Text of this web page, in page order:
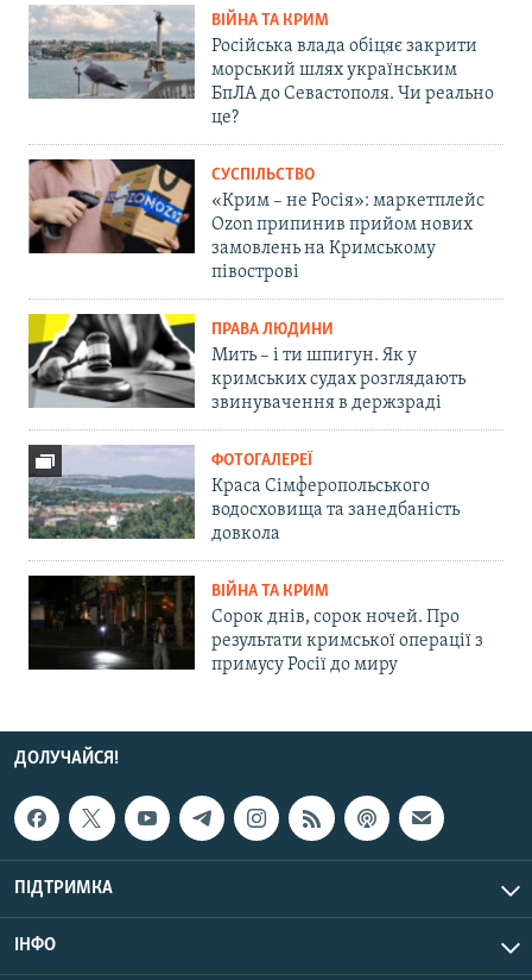
ВІЙНА ТА КРИМ
Російська влада обіцяє закрити
морський шлях українським
БпЛА до Севастополя. Чи реально
це?
СУСПІЛЬСТВО
«Крим – не Росія»: маркетплейс
Ozon припинив прийом нових
замовлень на Кримському
півострові
ПРАВА ЛЮДИНИ
Мить – і ти шпигун. Як у
кримських судах розглядають
звинувачення в держзраді
ФОТОГАЛЕРЕЇ
Краса Сімферопольського
водосховища та занедбаність
довкола
ВІЙНА ТА КРИМ
Сорок днів, сорок ночей. Про
результати кримської операції з
примусу Росії до миру
ДОЛУЧАЙСЯ!
ПІДТРИМКА
ІНФО